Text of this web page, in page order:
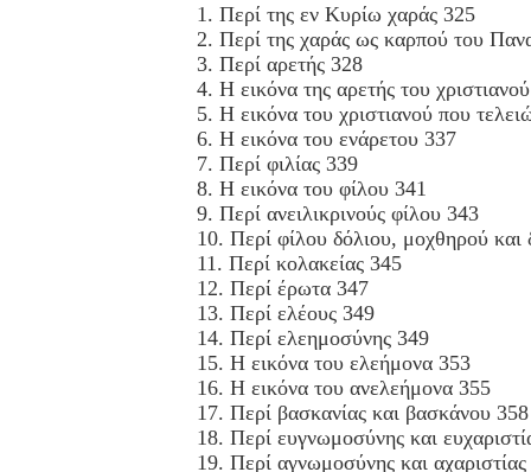
1. Περί της εν Κυρίω χαράς 325
2. Περί της χαράς ως καρπού του
3. Περί αρετής 328
4. Η εικόνα της αρετής του
5. Η εικόνα του χριστιανού που
6. Η εικόνα του ενάρετου 337
7. Περί φιλίας 339
8. Η εικόνα του φίλου 341
9. Περί ανειλικρινούς φίλου 343
10. Περί φίλου δόλιου, μοχθηρού και
11. Περί κολακείας 345
12. Περί έρωτα 347
13. Περί ελέους 349
14. Περί ελεημοσύνης 349
15. Η εικόνα του ελεήμονα 353
16. Η εικόνα του ανελεήμονα 355
17. Περί βασκανίας και βασκάνου 358
18. Περί ευγνωμοσύνης και
19. Περί αγνωμοσύνης και